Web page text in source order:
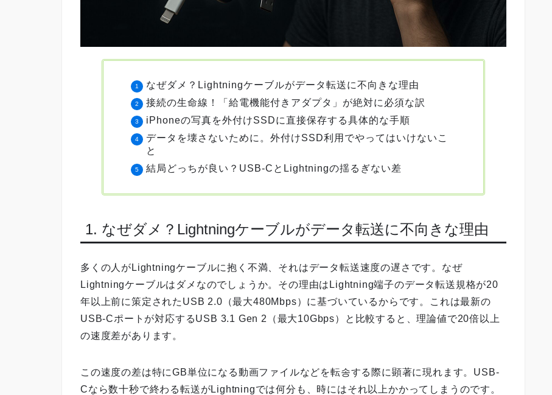
なぜダメ？Lightningケーブルがデータ転送に不向きな理由
接続の生命線！「給電機能付きアダプタ」が絶対に必須な訳
iPhoneの写真を外付けSSDに直接保存する具体的な手順
データを壊さないために。外付けSSD利用でやってはいけないこ
と
結局どっちが良い？USB-CとLightningの揺るぎない差
1. なぜダメ？Lightningケーブルがデータ転送に不向きな理由
多くの人がLightningケーブルに抱く不満、それはデータ転送速度の遅さです。なぜ
Lightningケーブルはダメなのでしょうか。その理由はLightning端子のデータ転送規格が20
年以上前に策定されたUSB 2.0（最大480Mbps）に基づいているからです。これは最新の
USB-Cポートが対応するUSB 3.1 Gen 2（最大10Gbps）と比較すると、理論値で20倍以上
の速度差があります。
この速度の差は特にGB単位になる動画ファイルなどを転송する際に顕著に現れます。USB-
Cなら数十秒で終わる転送がLightningでは何分も、時にはそれ以上かかってしまうのです。